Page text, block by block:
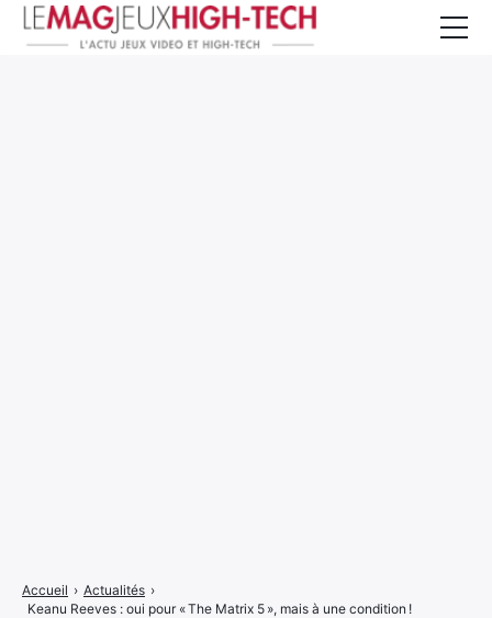
Accueil › Actualités ›
Keanu Reeves : oui pour « The Matrix 5 », mais à une condition !